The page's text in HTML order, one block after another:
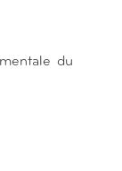
du